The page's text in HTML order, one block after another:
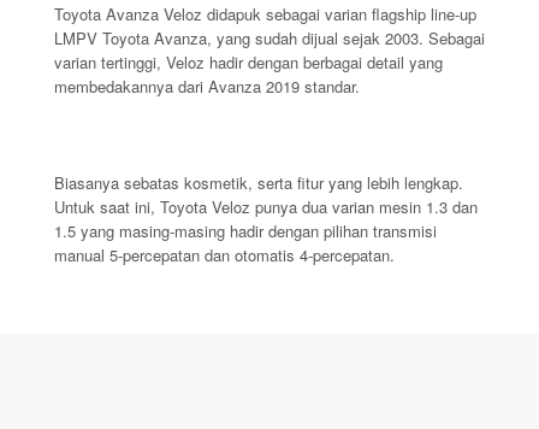
Toyota Avanza Veloz didapuk sebagai varian flagship line-up
LMPV Toyota Avanza, yang sudah dijual sejak 2003. Sebagai
varian tertinggi, Veloz hadir dengan berbagai detail yang
membedakannya dari Avanza 2019 standar.
Biasanya sebatas kosmetik, serta fitur yang lebih lengkap.
Untuk saat ini, Toyota Veloz punya dua varian mesin 1.3 dan
1.5 yang masing-masing hadir dengan pilihan transmisi
manual 5-percepatan dan otomatis 4-percepatan.